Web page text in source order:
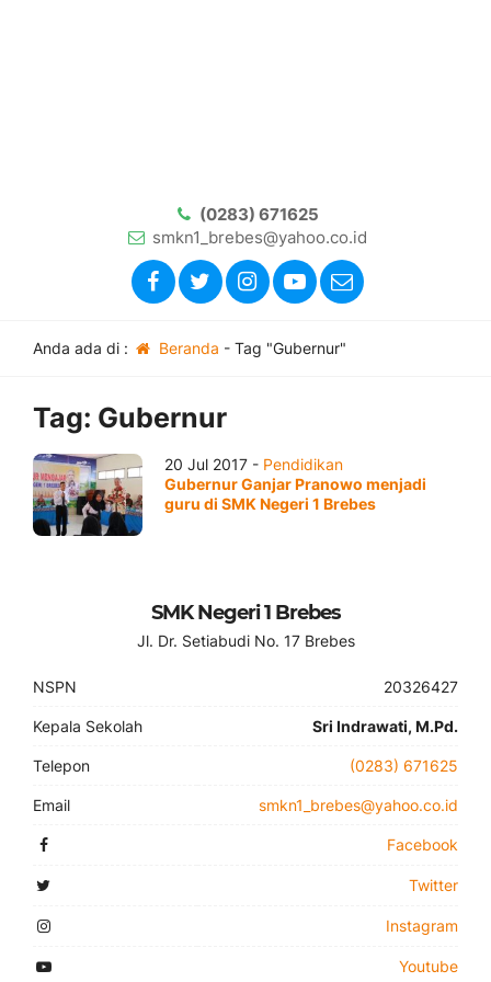
(0283) 671625
smkn1_brebes@yahoo.co.id
Anda ada di : Beranda - Tag "Gubernur"
Tag: Gubernur
20 Jul 2017 - Pendidikan
Gubernur Ganjar Pranowo menjadi
guru di SMK Negeri 1 Brebes
SMK Negeri 1 Brebes
Jl. Dr. Setiabudi No. 17 Brebes
NSPN 20326427
Kepala Sekolah Sri Indrawati, M.Pd.
Telepon (0283) 671625
Email smkn1_brebes@yahoo.co.id
Facebook
Twitter
Instagram
Youtube